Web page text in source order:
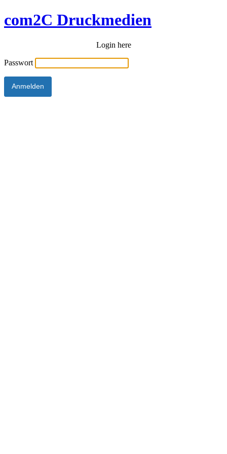
com2C Druckmedien
Login here
Passwort